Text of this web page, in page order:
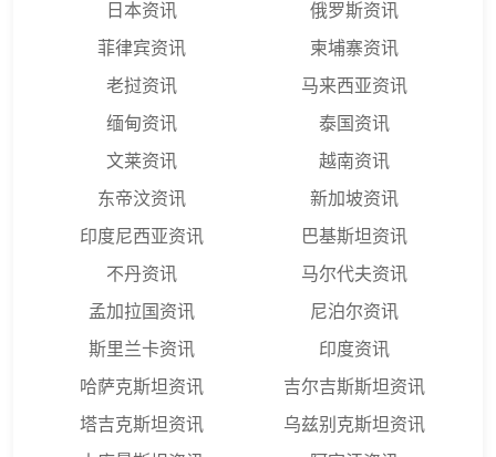
日本资讯
俄罗斯资讯
菲律宾资讯
柬埔寨资讯
老挝资讯
马来西亚资讯
缅甸资讯
泰国资讯
文莱资讯
越南资讯
东帝汶资讯
新加坡资讯
印度尼西亚资讯
巴基斯坦资讯
不丹资讯
马尔代夫资讯
孟加拉国资讯
尼泊尔资讯
斯里兰卡资讯
印度资讯
哈萨克斯坦资讯
吉尔吉斯斯坦资讯
塔吉克斯坦资讯
乌兹别克斯坦资讯